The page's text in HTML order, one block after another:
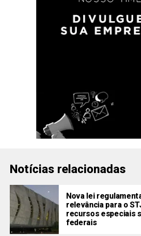
Notícias relacionadas
Nova lei
relevância para o
recursos especiais
federais